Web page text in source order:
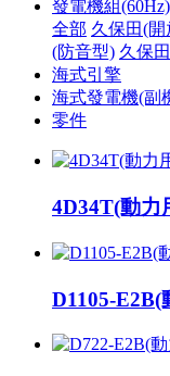
發電機組(60Hz)
全部 久保田(開
(防音型) 久保
海式引擎
海式發電機(副
零件
4D34T(動力
D1105-E2B(